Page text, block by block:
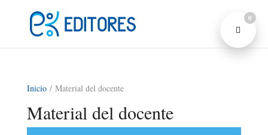
Inicio/ Material del docente
Material del docente
0